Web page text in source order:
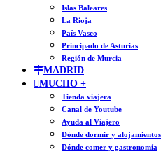
Islas Baleares
La Rioja
País Vasco
Principado de Asturias
Región de Murcia
MADRID
MUCHO +
Tienda viajera
Canal de Youtube
Ayuda al Viajero
Dónde dormir y alojamientos
Dónde comer y gastronomía